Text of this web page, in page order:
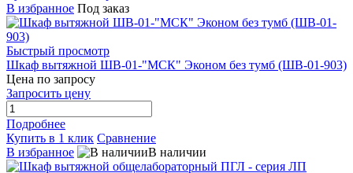
В избранное Под заказ
Быстрый просмотр
Шкаф вытяжной ШВ-01-"МСК" Эконом без тумб (ШВ-01-903)
Цена по запросу
Запросить цену
Подробнее
Купить в 1 клик Сравнение
В избранное
В наличии